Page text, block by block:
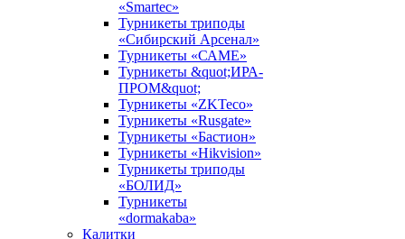
«Smartec»
Турникеты триподы
«Сибирский Арсенал»
Турникеты «САМЕ»
Турникеты &quot;ИРА-
ПРОМ&quot;
Турникеты «ZKTeco»
Турникеты «Rusgate»
Турникеты «Бастион»
Турникеты «Hikvision»
Турникеты триподы
«БОЛИД»
Турникеты
«dormakaba»
Калитки